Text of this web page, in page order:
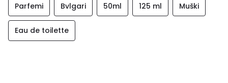
Parfemi Bvlgari 50ml 125 ml Muški
Eau de toilette